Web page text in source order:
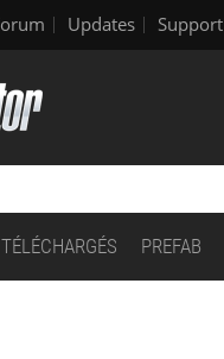
Updates Support
PREFAB